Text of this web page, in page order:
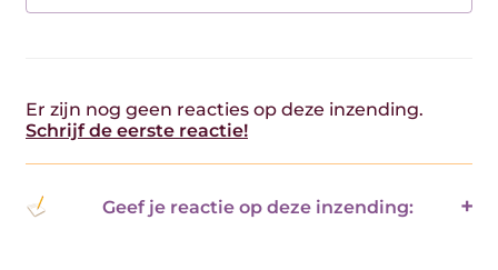
Er zijn nog geen reacties op deze inzending.
Schrijf de eerste reactie!
Geef je reactie op deze inzending: